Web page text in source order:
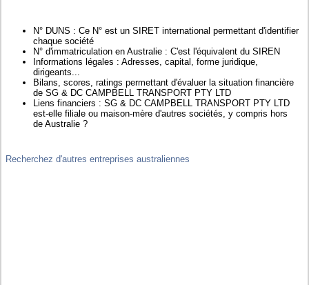
N° DUNS : Ce N° est un SIRET international permettant d'identifier
chaque société
N° d'immatriculation en Australie : C'est l'équivalent du SIREN
Informations légales : Adresses, capital, forme juridique,
dirigeants...
Bilans, scores, ratings permettant d'évaluer la situation financière
de SG & DC CAMPBELL TRANSPORT PTY LTD
Liens financiers : SG & DC CAMPBELL TRANSPORT PTY LTD
est-elle filiale ou maison-mère d'autres sociétés, y compris hors
de Australie ?
Recherchez d'autres entreprises australiennes